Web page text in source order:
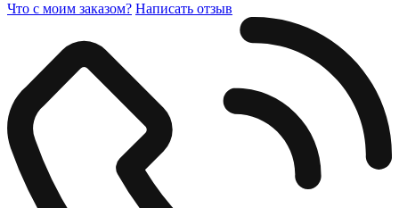
Что с моим заказом? Написать отзыв